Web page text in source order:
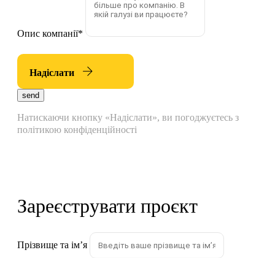
Опис компанії*
Надіслати
send
Натискаючи кнопку «Надіслати», ви погоджуєтесь з
політикою конфіденційності
Зареєструвати проєкт
Прізвище та імʼя